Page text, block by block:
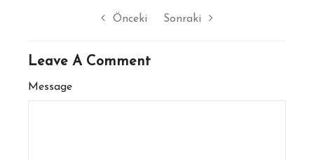
Önceki Sonraki
Leave A Comment
Message